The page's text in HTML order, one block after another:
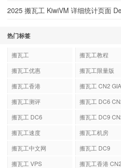
2025 搬瓦工 KiwiVM 详细统计页面
热门标签
搬瓦工 搬瓦工教程
搬瓦工优惠
搬瓦工限量版
搬瓦工香港
搬瓦工 CN2
搬瓦工测评
搬瓦工 DC6
搬瓦工 DC6
搬瓦工 DC9
搬瓦工速度
搬瓦工机房
搬瓦工中文网
搬瓦工 DC9
搬瓦工 VPS
搬瓦工香港